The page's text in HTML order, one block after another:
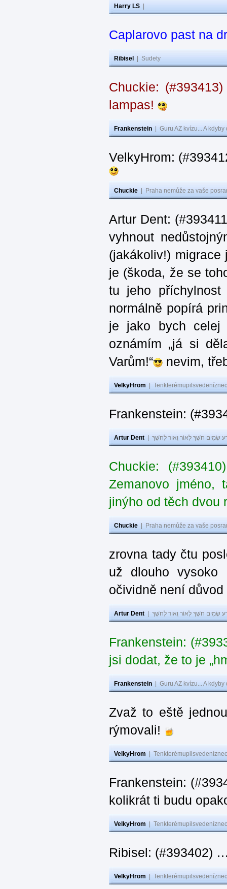
Harry LS
Caplarovo past na
Ribisel Sudety
Chuckie:
lampas!
Frankenstein Guru AZ kvízu... A
VelkyHrom:
Chuckie Praha nemůže za vaše
Artur Dent:
vyhnout
(jakákoliv!)
je (škoda, že se
tu jeho
normálně popírá
je jako bych celej
oznámím „já si
Varům!“
nevim,
VelkyHrom
Frankenstein:
Artur Dent שָׂמִים חֹשֶׁךְ לְאוֹר וְאוֹר לְחֹשֶׁךְ
Chuckie:
Zemanovo jméno,
jinýho od těch dvou
Chuckie Praha nemůže za vaše
zrovna tady čtu
už dlouho
očividně není
Artur Dent שָׂמִים חֹשֶׁךְ לְאוֹר וְאוֹר לְחֹשֶׁךְ
Frankenstein:
jsi dodat, že to je
Frankenstein Guru AZ kvízu... A
Zvaž to eště
rýmovali!
VelkyHrom
Frankenstein:
kolikrát ti budu
VelkyHrom
Ribisel: (#393402)
VelkyHrom